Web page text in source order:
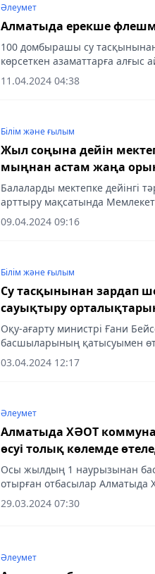
Әлеумет
Алматыда ерекше
100 домбырашы су
көрсеткен азаматтарға алғыс
11.04.2024 04:38
Білім және ғылым
Жыл соңына дейін
мыңнан астам жаңа
Балаларды мектепке дейінгі
арттыру мақсатында
2023-2027 жылдарға арналған
қосудың қадамдық...
09.04.2024 09:16
Білім және ғылым
Су тасқынынан зардап
сауықтыру
Оқу-ағарту министрі Ғани
басшыларының қатысуымен
тасқынынан зардап шеккен
үздік жазғы...
03.04.2024 12:17
Әлеумет
Алматыда ХӘОТ
өсуі толық көлемде
Осы жылдың 1 наурызынан
отырған отбасылар Алматыда
бола алады, деп хабарлайды
29.03.2024 07:30
Әлеумет